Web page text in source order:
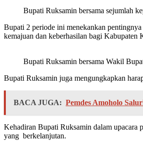
Bupati Ruksamin bersama sejumlah
Bupati 2 periode ini menekankan
kemajuan dan keberhasilan bagi Kabupaten
Bupati Ruksamin bersama Wakil
Bupati Ruksamin juga mengungkapkan
BACA JUGA: Pemdes Amoholo
Kehadiran Bupati Ruksamin dalam upacara
yang berkelanjutan.